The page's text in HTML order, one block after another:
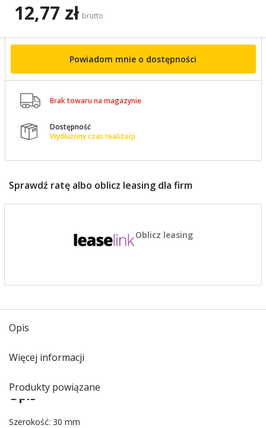
12,77 zł brutto
Powiadom mnie o dostępności
 Brak towaru na magazynie

Dostępność
Wydłużony czas realizacji
Sprawdź ratę albo oblicz leasing dla firm
Oblicz leasing
Opis
Więcej informacji
Produkty powiązane
Opis
Szerokość: 30 mm